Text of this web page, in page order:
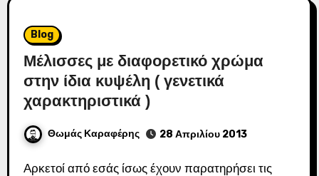
Blog
Μέλισσες με διαφορετικό χρώμα
στην ίδια κυψέλη ( γενετικά
χαρακτηριστικά )
Θωμάς Καραφέρης 28 Απριλίου 2013
Αρκετοί από εσάς ίσως έχουν παρατηρήσει τις